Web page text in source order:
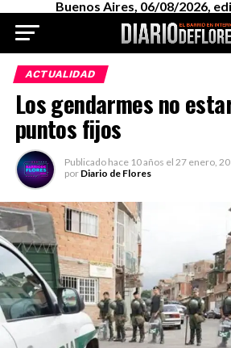
Buenos Aires, 06/08/2026,
ACTUALIDAD
Los gendarmes no
puntos fijos
Publicado hace 10 años el 27 enero,
por Diario de Flores